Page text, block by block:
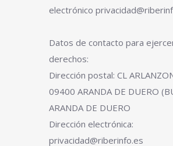
electrónico
Datos de contacto para
derechos:
Dirección postal: CL
09400 ARANDA DE DUERO
ARANDA DE DUERO
Dirección electrónica:
privacidad@riberinfo.es